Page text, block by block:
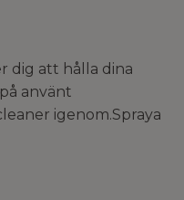
dig att hålla dina
använt
igenom.Spraya